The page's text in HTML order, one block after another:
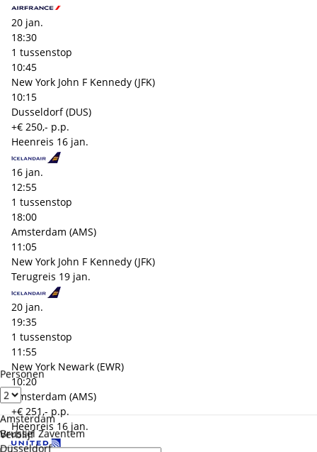
Personen
Verblijf
Amsterdam
Brussel Zaventem
Düsseldorf
20 jan.
18:30
1 tussenstop
10:45
New York John F Kennedy (JFK)
10:15
Dusseldorf (DUS)
+€ 250,- p.p.
Heenreis 16 jan.
16 jan.
12:55
1 tussenstop
18:00
Amsterdam (AMS)
11:05
New York John F Kennedy (JFK)
Terugreis 19 jan.
20 jan.
19:35
1 tussenstop
11:55
New York Newark (EWR)
10:20
Amsterdam (AMS)
+€ 251,- p.p.
Heenreis 16 jan.